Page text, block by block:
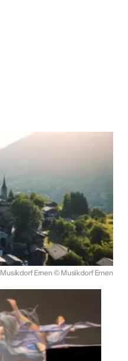
Musikdorf Ernen© Musikdorf Ernen